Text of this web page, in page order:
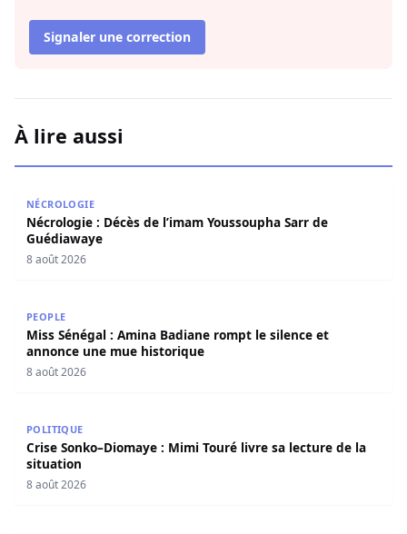
Signaler une correction
À lire aussi
NÉCROLOGIE
Nécrologie : Décès de l’imam Youssoupha Sarr de
Guédiawaye
8 août 2026
PEOPLE
Miss Sénégal : Amina Badiane rompt le silence et
annonce une mue historique
8 août 2026
POLITIQUE
Crise Sonko–Diomaye : Mimi Touré livre sa lecture de la
situation
8 août 2026